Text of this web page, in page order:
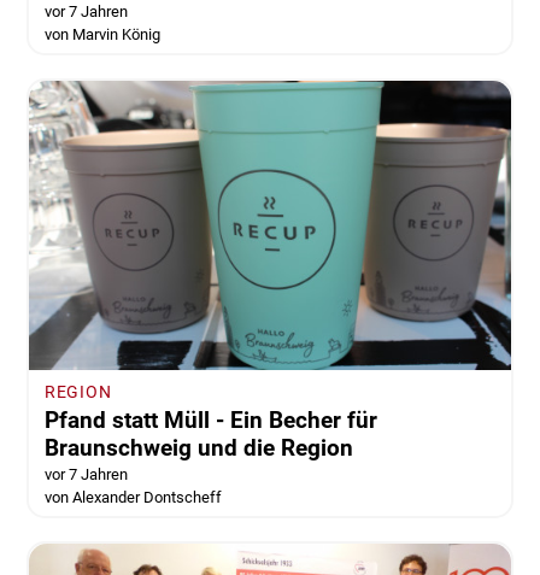
vor 7 Jahren
von Marvin König
REGION
Pfand statt Müll - Ein Becher für
Braunschweig und die Region
vor 7 Jahren
von Alexander Dontscheff